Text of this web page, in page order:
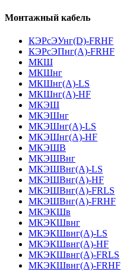
Монтажный кабель
КЭРсЭУнг(D)-FRHF
КЭРсЭПнг(А)-FRHF
МКШ
МКШнг
МКШнг(А)-LS
МКШнг(А)-HF
МКЭШ
МКЭШнг
МКЭШнг(А)-LS
МКЭШнг(А)-HF
МКЭШВ
МКЭШВнг
МКЭШВнг(А)-LS
МКЭШВнг(А)-HF
МКЭШВнг(А)-FRLS
МКЭШВнг(А)-FRHF
МКЭКШв
МКЭКШвнг
МКЭКШвнг(А)-LS
МКЭКШвнг(A)-HF
МКЭКШвнг(А)-FRLS
МКЭКШвнг(A)-FRHF